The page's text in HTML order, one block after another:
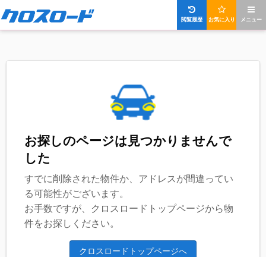
メニュー
お気に入り
閲覧履歴
お探しのページは見つかりませんで
した
すでに削除された物件か、アドレスが間違ってい
る可能性がございます。
お手数ですが、クロスロードトップページから物
件をお探しください。
クロスロードトップページへ